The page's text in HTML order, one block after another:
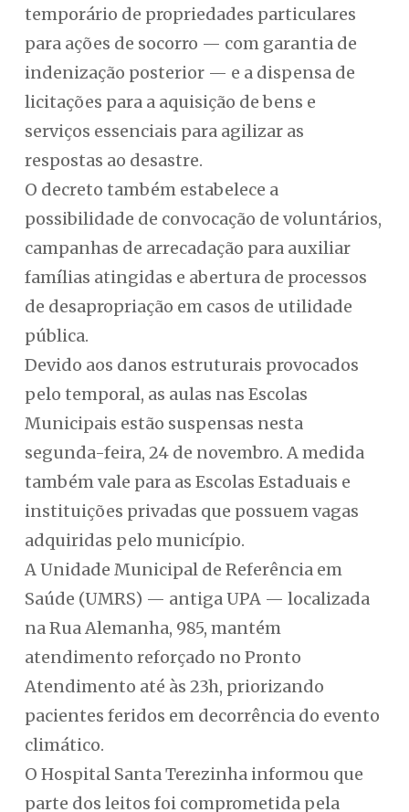
temporário de propriedades particulares
para ações de socorro — com garantia de
indenização posterior — e a dispensa de
licitações para a aquisição de bens e
serviços essenciais para agilizar as
respostas ao desastre.
O decreto também estabelece a
possibilidade de convocação de voluntários,
campanhas de arrecadação para auxiliar
famílias atingidas e abertura de processos
de desapropriação em casos de utilidade
pública.
Devido aos danos estruturais provocados
pelo temporal, as aulas nas Escolas
Municipais estão suspensas nesta
segunda-feira, 24 de novembro. A medida
também vale para as Escolas Estaduais e
instituições privadas que possuem vagas
adquiridas pelo município.
A Unidade Municipal de Referência em
Saúde (UMRS) — antiga UPA — localizada
na Rua Alemanha, 985, mantém
atendimento reforçado no Pronto
Atendimento até às 23h, priorizando
pacientes feridos em decorrência do evento
climático.
O Hospital Santa Terezinha informou que
parte dos leitos foi comprometida pela